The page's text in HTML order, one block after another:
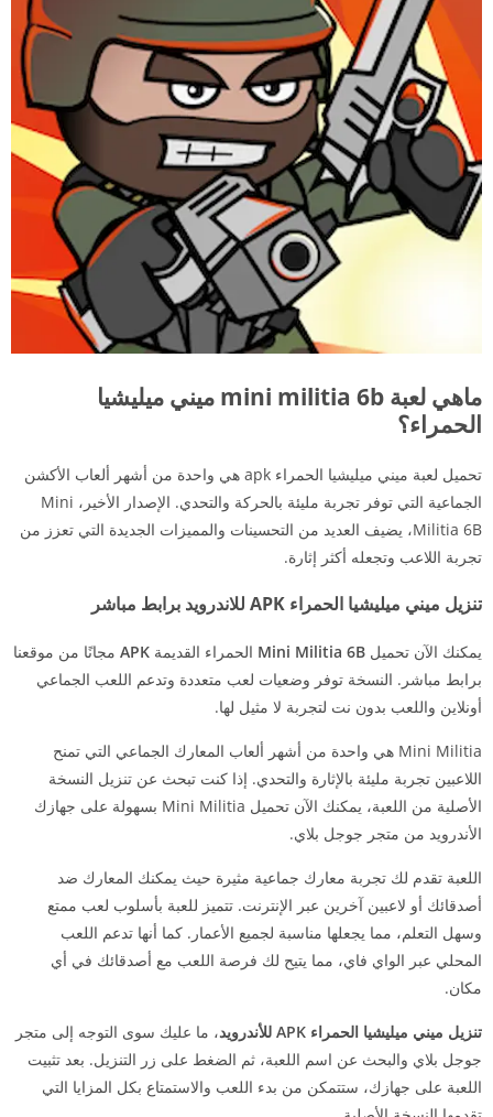
ماهي لعبة mini militia 6b ميني ميليشيا
الحمراء؟
تحميل لعبة ميني ميليشيا الحمراء apk هي واحدة من أشهر ألعاب الأكشن
الجماعية التي توفر تجربة مليئة بالحركة والتحدي. الإصدار الأخير، Mini
Militia 6B، يضيف العديد من التحسينات والمميزات الجديدة التي تعزز من
تجربة اللاعب وتجعله أكثر إثارة.
تنزيل ميني ميليشيا الحمراء APK للاندرويد برابط مباشر
يمكنك الآن تحميل Mini Militia 6B الحمراء القديمة APK مجانًا من موقعنا
برابط مباشر. النسخة توفر وضعيات لعب متعددة وتدعم اللعب الجماعي
أونلاين واللعب بدون نت لتجربة لا مثيل لها.
Mini Militia هي واحدة من أشهر ألعاب المعارك الجماعي التي تمنح
اللاعبين تجربة مليئة بالإثارة والتحدي. إذا كنت تبحث عن تنزيل النسخة
الأصلية من اللعبة، يمكنك الآن تحميل Mini Militia بسهولة على جهازك
الأندرويد من متجر جوجل بلاي.
اللعبة تقدم لك تجربة معارك جماعية مثيرة حيث يمكنك المعارك ضد
أصدقائك أو لاعبين آخرين عبر الإنترنت. تتميز للعبة بأسلوب لعب ممتع
وسهل التعلم، مما يجعلها مناسبة لجميع الأعمار. كما أنها تدعم اللعب
المحلي عبر الواي فاي، مما يتيح لك فرصة اللعب مع أصدقائك في أي
مكان.
تنزيل ميني ميليشيا الحمراء APK للأندرويد
، ما عليك سوى التوجه إلى متجر
جوجل بلاي والبحث عن اسم اللعبة، ثم الضغط على زر التنزيل. بعد تثبيت
اللعبة على جهازك، ستتمكن من بدء اللعب والاستمتاع بكل المزايا التي